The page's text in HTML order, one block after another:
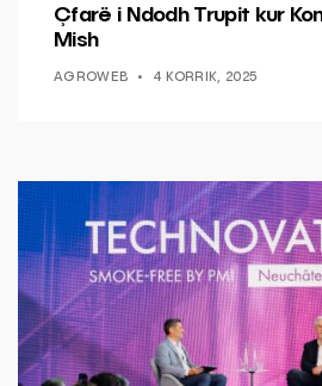
Çfarë i Ndodh Trupit kur
Mish
AGROWEB 4 KORRIK, 2025